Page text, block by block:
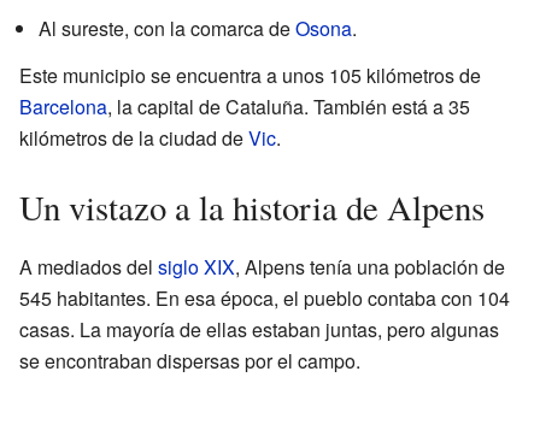
Al sureste, con la comarca deOsona.
Este municipio se encuentra a unos 105 kilómetros de
Barcelona, la capital de Cataluña. También está a 35
kilómetros de la ciudad deVic.
Un vistazo a la historia de Alpens
A mediados del siglo XIX, Alpens tenía una población de
545 habitantes. En esa época, el pueblo contaba con 104
casas. La mayoría de ellas estaban juntas, pero algunas
se encontraban dispersas por el campo.